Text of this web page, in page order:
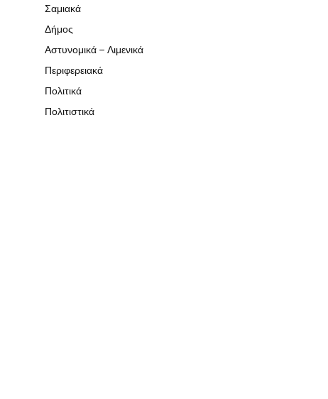
Σαμιακά
Δήμος
Αστυνομικά – Λιμενικά
Περιφερειακά
Πολιτικά
Πολιτιστικά